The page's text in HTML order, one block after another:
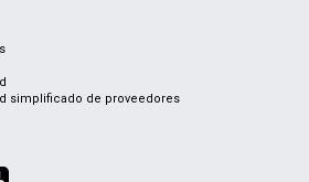
simplificado de proveedores